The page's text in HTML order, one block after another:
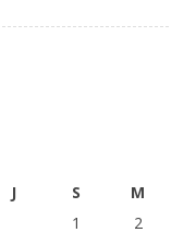
J S
M
1
2